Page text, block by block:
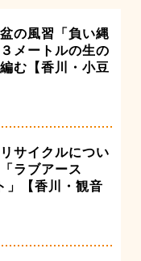
の風習「負い縄
メートルの生の
む【香川・小豆
サイクルについ
ラブアース
」【香川・観音